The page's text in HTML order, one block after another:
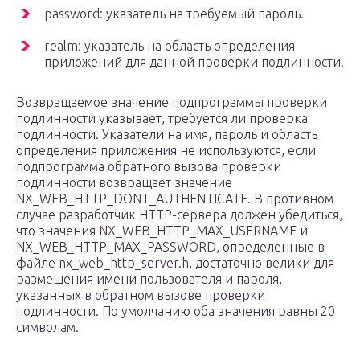
password: указатель на требуемый пароль.
realm: указатель на область определения
приложений для данной проверки подлинности.
Возвращаемое значение подпрограммы проверки
подлинности указывает, требуется ли проверка
подлинности. Указатели на имя, пароль и область
определения приложения не используются, если
подпрограмма обратного вызова проверки
подлинности возвращает значение
NX_WEB_HTTP_DONT_AUTHENTICATE. В противном
случае разработчик HTTP-сервера должен убедиться,
что значения NX_WEB_HTTP_MAX_USERNAME и
NX_WEB_HTTP_MAX_PASSWORD, определенные в
файле nx_web_http_server.h, достаточно велики для
размещения имени пользователя и пароля,
указанных в обратном вызове проверки
подлинности. По умолчанию оба значения равны 20
символам.